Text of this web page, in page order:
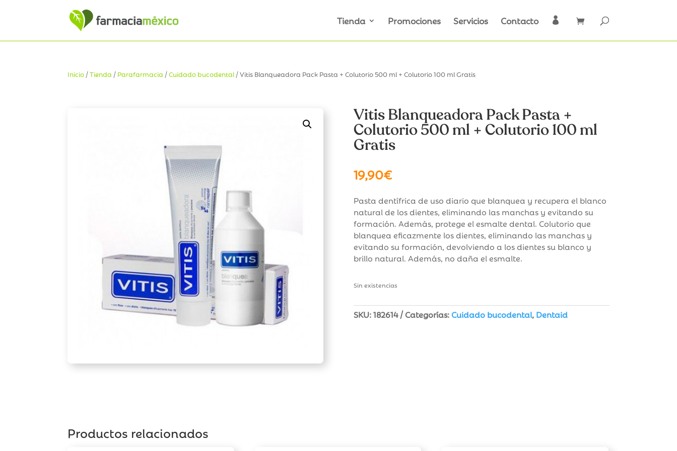
Tienda Promociones Servicios Contacto 
Inicio /Tienda / Parafarmacia /Cuidado bucodental / Vitis Blanqueadora Pack Pasta + Colutorio 500 ml + Colutorio 100 ml Gratis
Vitis Blanqueadora Pack Pasta +
Colutorio 500 ml + Colutorio 100 ml
Gratis
19,90€
Pasta dentífrica de uso diario que blanquea y recupera el blanco
natural de los dientes, eliminando las manchas y evitando su
formación. Además, protege el esmalte dental. Colutorio que
blanquea eficazmente los dientes, eliminando las manchas y
evitando su formación, devolviendo a los dientes su blanco y
brillo natural. Además, no daña el esmalte.
Sin existencias
SKU:182614 Categorías:Cuidado bucodental, Dentaid
Productos relacionados